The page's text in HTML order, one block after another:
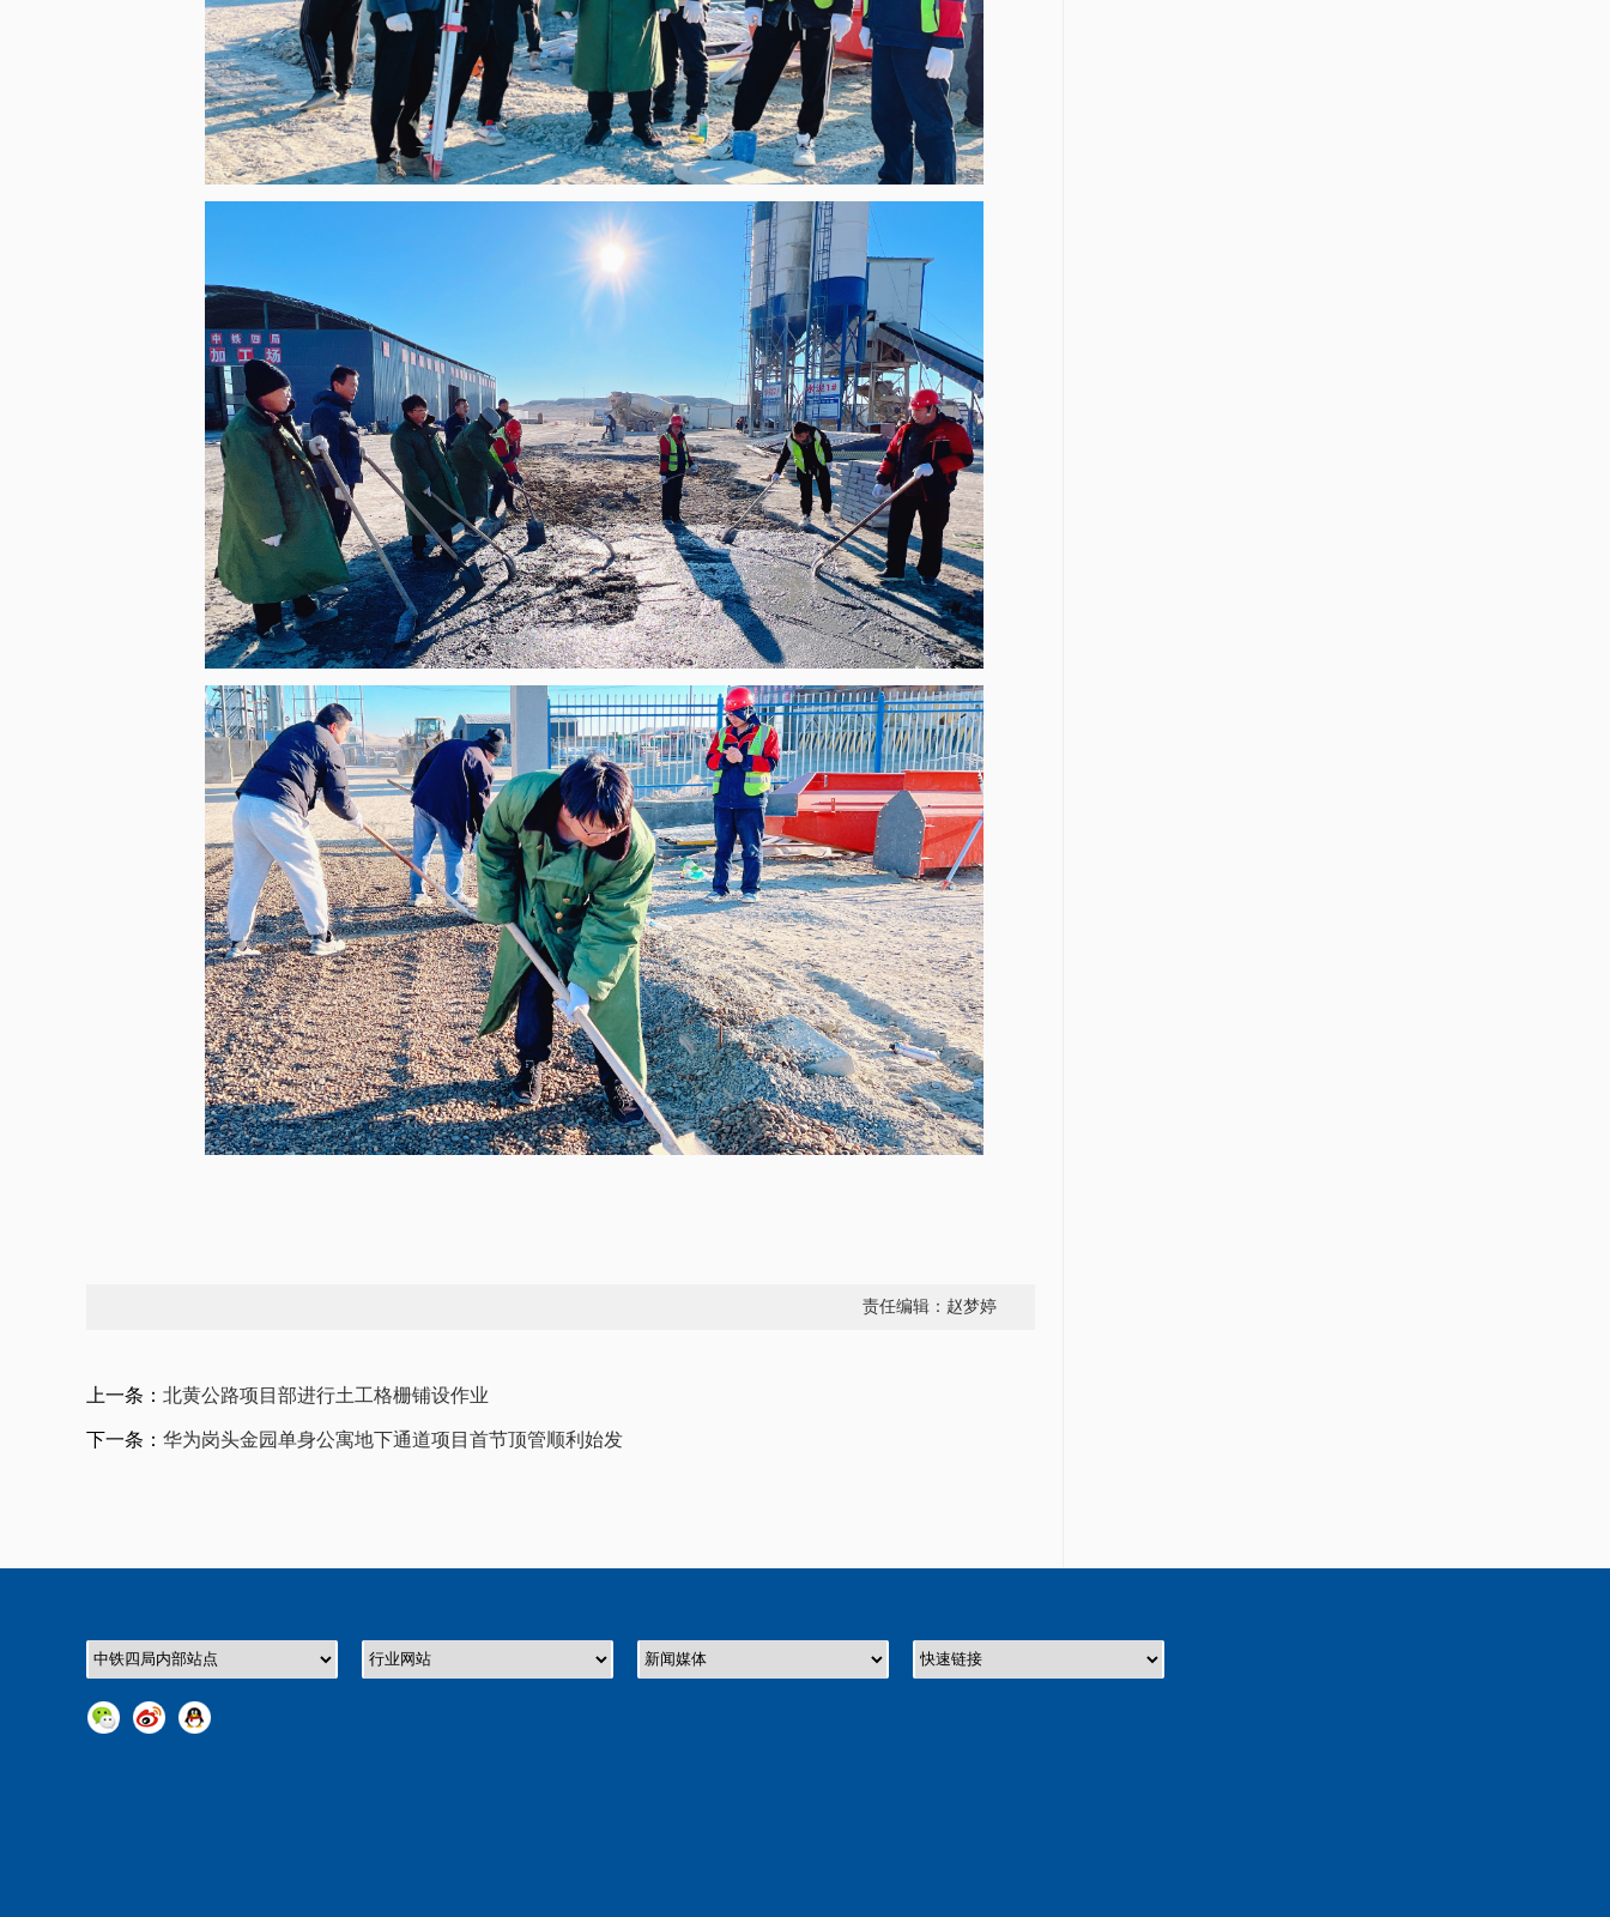
责任编辑：赵梦婷
上一条： 北黄公路项目部进行土工格栅铺设作业
下一条： 华为岗头金园单身公寓地下通道项目首节顶管顺利始发